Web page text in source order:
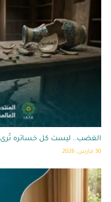
الغضب.. ليست كل خسائره تُرى
30 مارس، 2026